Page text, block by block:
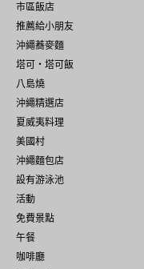
市區飯店
推薦給小朋友
沖繩蕎麥麵
塔可・塔可飯
八島燒
沖繩精選店
夏威夷料理
美國村
沖繩麵包店
設有游泳池
活動
免費景點
午餐
咖啡廳